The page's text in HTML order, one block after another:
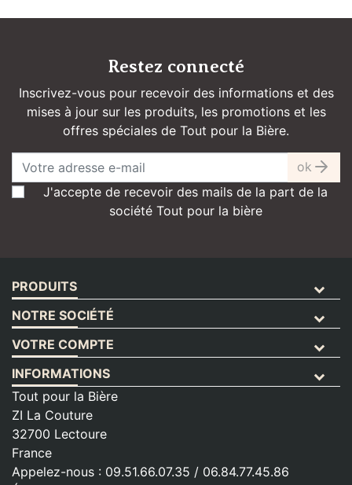
Restez connecté
Inscrivez-vous pour recevoir des informations et des
mises à jour sur les produits, les promotions et les
offres spéciales de Tout pour la Bière.
ok
J'accepte de recevoir des mails de la part de la
société Tout pour la bière
PRODUITS
NOTRE SOCIÉTÉ
VOTRE COMPTE
INFORMATIONS
Tout pour la Bière
ZI La Couture
32700 Lectoure
France
Appelez-nous : 09.51.66.07.35 / 06.84.77.45.86